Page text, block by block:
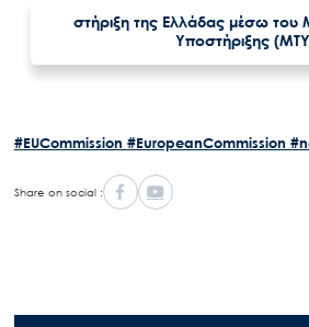
στήριξη της Ελλάδας μέσω του
Υποστήριξης
#EUCommission #EuropeanCommission
Share on social :